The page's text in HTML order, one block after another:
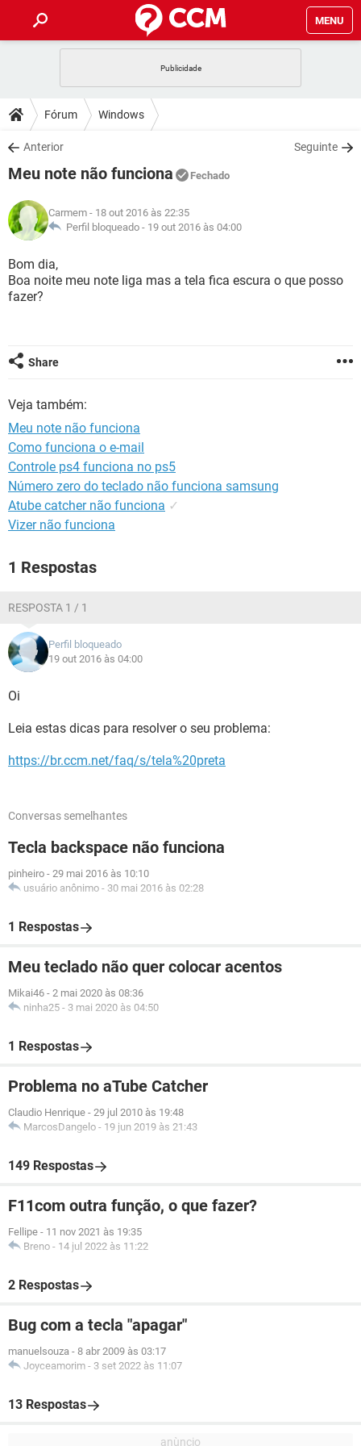
MENU
CELULAR
OUTLOOK
INSTAGRAM GMAIL
GUIA DE COMPRAS
DICAS
JOGOS
INSTAGRAM
GUIA DE COMPRAS
DOWNLOADS
JOGOS WHATSAPP
CELULAR
OUTLOOK EXCEL
INSTAGRAM
GUIA DE COMPRAS
JOGOS
CELULAR
OUTLOOK
INSTAGRAM
GLOSSÁRIO
JOGOS
CELULAR FACEBOOK
GUIA DE COMPRAS
Fórum Windows
Anterior Seguinte
Meu note não funciona Fechado
Carmem - 18 out 2016 às 22:35
Perfil bloqueado - 19 out 2016 às 04:00
Bom dia,
Boa noite meu note liga mas a tela fica escura o que posso
fazer?
Share
Veja também:
Meu note não funciona
Como funciona o e-mail
Controle ps4 funciona no ps5
Número zero do teclado não funciona samsung
Atube catcher não funciona ✓
Vizer não funciona
1 Respostas
RESPOSTA 1 / 1
Perfil bloqueado
19 out 2016 às 04:00
Oi
Leia estas dicas para resolver o seu problema:
https://br.ccm.net/faq/s/tela%20preta
Conversas semelhantes
Tecla backspace não funciona
pinheiro - 29 mai 2016 às 10:10
usuário anônimo - 30 mai 2016 às 02:28
1 Respostas
Meu teclado não quer colocar acentos
Mikai46 - 2 mai 2020 às 08:36
ninha25 - 3 mai 2020 às 04:50
1 Respostas
Problema no aTube Catcher
Claudio Henrique - 29 jul 2010 às 19:48
MarcosDangelo - 19 jun 2019 às 21:43
149 Respostas
F11com outra função, o que fazer?
Fellipe - 11 nov 2021 às 19:35
Breno - 14 jul 2022 às 11:22
2 Respostas
Bug com a tecla "apagar"
manuelsouza - 8 abr 2009 às 03:17
Joyceamorim - 3 set 2022 às 11:07
13 Respostas